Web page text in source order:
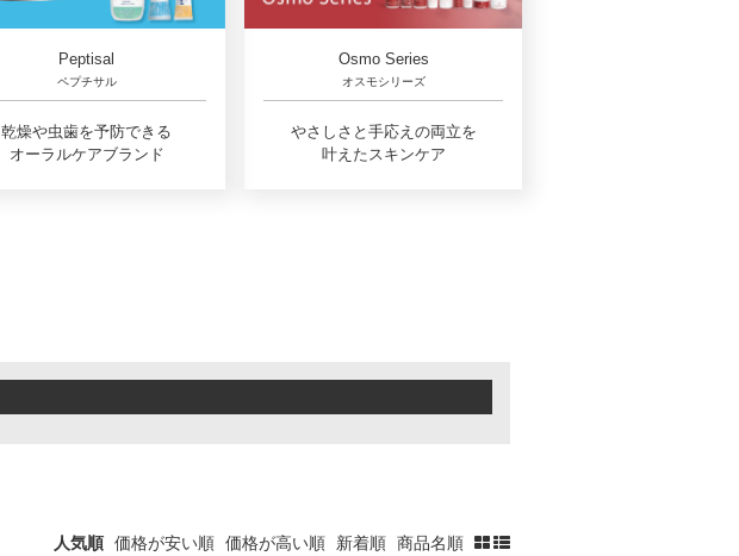
Peptisal
ペプチサル
乾燥や虫歯を予防できる
オーラルケアブランド
Osmo Series
オスモシリーズ
やさしさと手応えの両立を
叶えたスキンケア
人気順 価格が安い順 価格が高い順 新着順 商品名順